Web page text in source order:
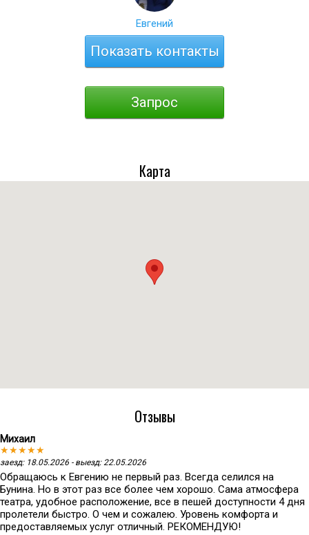
Евгений
Показать контакты
Запрос
Карта
Отзывы
Михаил
★★★★★
заезд: 18.05.2026 - выезд: 22.05.2026
Обращаюсь к Евгению не первый раз. Всегда селился на
Бунина. Но в этот раз все более чем хорошо. Сама атмосфера
театра, удобное расположение, все в пешей доступности 4 дня
пролетели быстро. О чем и сожалею. Уровень комфорта и
предоставляемых услуг отличный. РЕКОМЕНДУЮ!